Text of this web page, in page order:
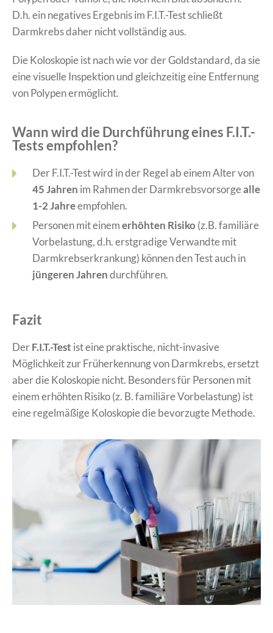
D.h. ein negatives Ergebnis im F.I.T.-Test schließt
Darmkrebs daher nicht vollständig aus.
Die Koloskopie ist nach wie vor der Goldstandard, da sie
eine visuelle Inspektion und gleichzeitig eine Entfernung
von Polypen ermöglicht.
Wann wird die Durchführung eines F.I.T.-
Tests empfohlen?
Der F.I.T.-Test wird in der Regel ab einem Alter von
45 Jahren im Rahmen der Darmkrebsvorsorgealle
1-2 Jahreempfohlen.
Personen mit einemerhöhten Risiko (z.B. familiäre
Vorbelastung, d.h. erstgradige Verwandte mit
Darmkrebserkrankung) können den Test auch in
jüngeren Jahrendurchführen.
Fazit
DerF.I.T.-Test ist eine praktische, nicht-invasive
Möglichkeit zur Früherkennung von Darmkrebs, ersetzt
aber die Koloskopie nicht. Besonders für Personen mit
einem erhöhten Risiko (z. B. familiäre Vorbelastung) ist
eine regelmäßige Koloskopie die bevorzugte Methode.